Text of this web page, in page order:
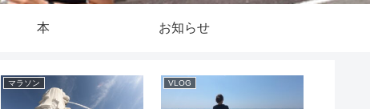
本 お知らせ
マラソン VLOG